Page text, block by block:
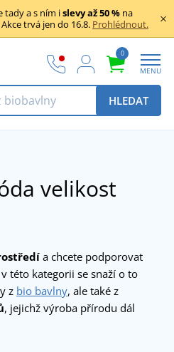
tady a s ním islevy až 50 % na
Akce trvá jen do 16.8. Prohlédnout.
0
MENU
HLEDAT
velikost
a chcete podporovat
této kategorii se snaží o to
z bio bavlny, ale také z
, jejichž výroba přírodu dál